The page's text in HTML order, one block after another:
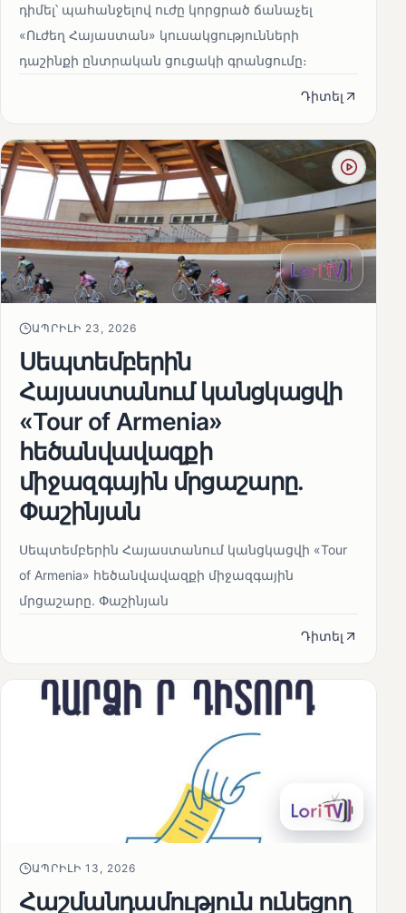
դիմել՝ պահանջելով ուժը կորցրած ճանաչել
«Ուժեղ Հայաստան» կուսակցությունների
դաշինքի ընտրական ցուցակի գրանցումը։
Դիտել
ԱՊՐԻԼԻ 23, 2026
Սեպտեմբերին
Հայաստանում կանցկացվի
«Tour of Armenia»
հեծանվավազքի
միջազգային մրցաշարը.
Փաշինյան
Սեպտեմբերին Հայաստանում կանցկացվի «Tour
of Armenia» հեծանվավազքի միջազգային
մրցաշարը. Փաշինյան
Դիտել
ԱՊՐԻԼԻ 13, 2026
Հաշմանդամություն ունեցող